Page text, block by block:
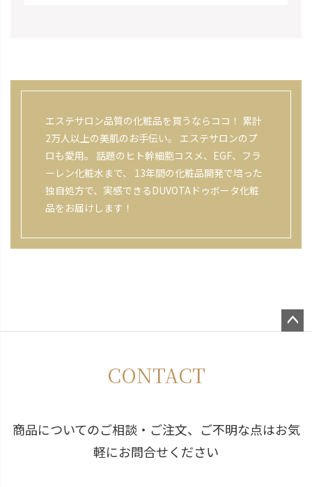
エステサロン品質の化粧品を買うならココ！ 累計
2万人以上の美肌のお手伝い。 エステサロンのプ
ロも愛用。 話題のヒト幹細胞コスメ、EGF、フラ
ーレン化粧水まで、 13年間の化粧品開発で培った
独自処方で、実感できるDUVOTAドゥボータ化粧
品をお届けします！
CONTACT
商品についてのご相談・ご注文、ご不明な点はお気
軽にお問合せください